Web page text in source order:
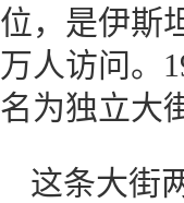
位，是伊斯
万人访问。
名为独立大
这条大街